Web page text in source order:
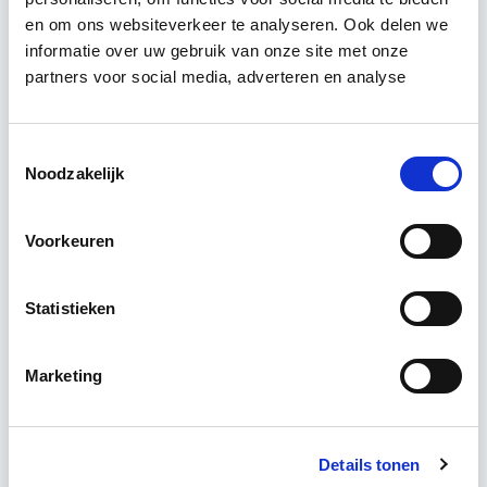
en om ons websiteverkeer te analyseren. Ook delen we
informatie over uw gebruik van onze site met onze
partners voor social media, adverteren en analyse
Noodzakelijk
Voorkeuren
Statistieken
Marketing
Details tonen
Ontwikkelingen op de vastgoedmarkt zijn
ontwikkelingen, die ook tijdens deze module
geschonken…
Utrecht
4 lesavonden lesdag(en)